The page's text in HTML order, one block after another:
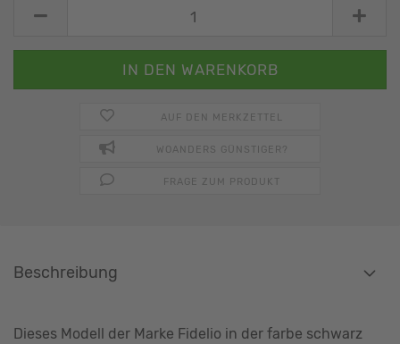
AUF DEN MERKZETTEL
WOANDERS GÜNSTIGER?
FRAGE ZUM PRODUKT
Beschreibung
Dieses Modell der Marke Fidelio in der farbe schwarz